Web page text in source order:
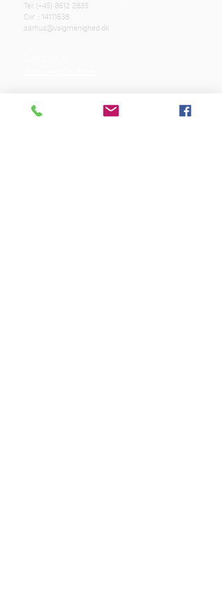
Tel: (+45) 8612 2835
Cvr .: 14111638
aarhus@valgmenighed.dk